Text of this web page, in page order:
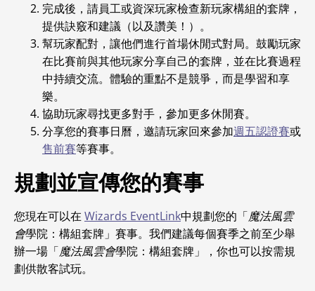
完成後，請員工或資深玩家檢查新玩家構組的套牌，
提供訣竅和建議（以及讚美！）。
幫玩家配對，讓他們進行首場休閒式對局。鼓勵玩家
在比賽前與其他玩家分享自己的套牌，並在比賽過程
中持續交流。體驗的重點不是競爭，而是學習和享
樂。
協助玩家尋找更多對手，參加更多休閒賽。
分享您的賽事日曆，邀請玩家回來參加週五認證賽或
售前賽等賽事。
規劃並宣傳您的賽事
您現在可以在 Wizards EventLink中規劃您的「魔法風雲
會學院：構組套牌」賽事。我們建議每個賽季之前至少舉
辦一場「魔法風雲會學院：構組套牌」，你也可以按需規
劃供散客試玩。